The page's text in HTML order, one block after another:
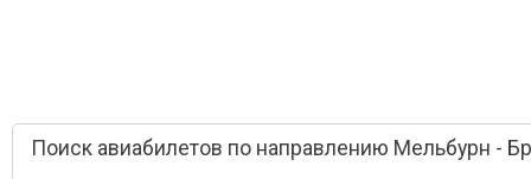
Поиск авиабилетов по направлению Мельбурн -